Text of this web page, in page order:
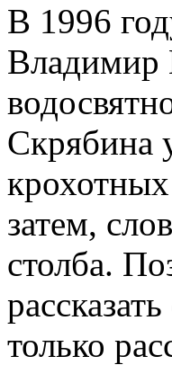
В 1996
Владимир
Скрябина
затем,
столба.
только